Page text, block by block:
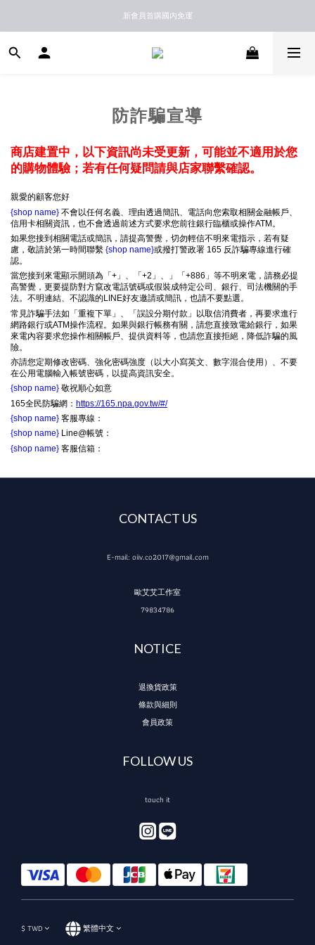
新馬港澳順豐到付配送
新會員首購國內免運
新馬港澳順豐到付配送
防詐騙宣導
商店建置中，以下資訊尚未受更新，可能並不適用於您
的購物體驗；若有任何疑問請與店家聯繫確認。
親愛的顧客您好
{shop name} 不會以任何名義、理由透過簡訊、電話向您索取相關金融帳戶、
信用卡相關資訊，也不會透過前述方式要求您前往銀行臨櫃或操作ATM。
如果您接到相關電話或簡訊，請提高警覺，切勿輕信不明來電指示，若有疑
慮，敬請於第一時間聯繫 {shop name}或撥打警政署 165 反詐騙專線進行確
認。
當您接到來電顯示開頭為「+」、「+2」、」「+886」等不明來電，請務必提
高警覺，更要提防對方竄改電話號碼或假裝成特定公司、銀行、司法機關的手
法。不明連結、不認識的LINE好友邀請或簡訊，也請不要點選。
常見詐騙手法如「重複下單」、「誤設分期付款」以取信消費者，再要求進行
網路銀行或ATM操作流程。如果與銀行帳務有關，請您直接致電給銀行，如果
來電內容要求您操作相關帳戶、提供資料等，也請您直接拒絕，降低詐騙的風
險。
亦請您定期修改密碼、強化密碼強度（以大小寫英文、數字混合使用）、不要
在公用電腦輸入帳號密碼，以提高資訊安全。
{shop name} 敬祝順心如意
165全民防騙網： https://165.npa.gov.tw/#/
{shop name} 客服專線：
{shop name} Line@帳號：
{shop name} 客服信箱：
CONTACT US
E-mail: oiiv.co2017@gmail.com
歐艾艾工作室
79834786
NOTICE
退換貨政策
條款與細則
會員政策
FOLLOW US
touch it
$TWD 繁體中文